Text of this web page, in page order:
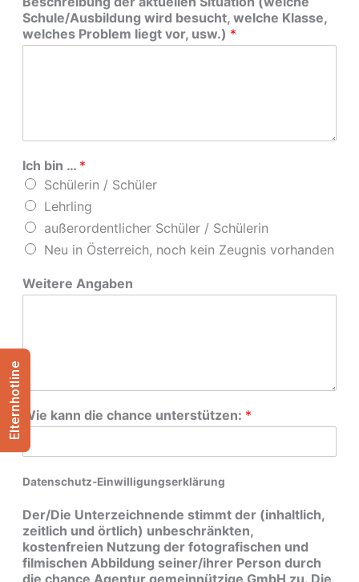
Schule/Ausbildung wird besucht, welche Klasse,
welches Problem liegt vor, usw.) *
Ich bin … *
Schülerin / Schüler
Lehrling
außerordentlicher Schüler / Schülerin
Neu in Österreich, noch kein Zeugnis vorhanden
Weitere Angaben
Wie kann die chance unterstützen: *
Datenschutz-Einwilligungserklärung
Der/Die Unterzeichnende stimmt der (inhaltlich,
zeitlich und örtlich) unbeschränkten,
kostenfreien Nutzung der fotografischen und
filmischen Abbildung seiner/ihrer Person durch
die chance Agentur gemeinnützige GmbH zu. Die
Elternhotline